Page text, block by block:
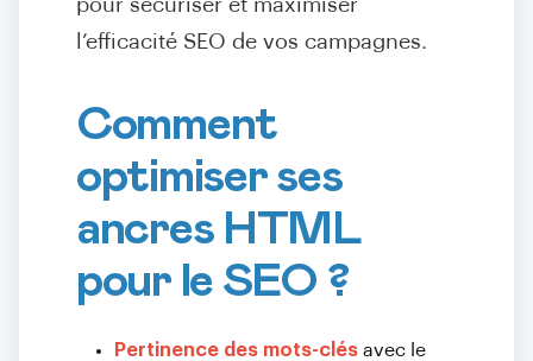
pour sécuriser et maximiser
l’efficacité SEO de vos campagnes.
Comment
optimiser ses
ancres HTML
pour le SEO ?
Pertinence des mots-clés avec le